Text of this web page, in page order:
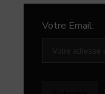
Votre Email: